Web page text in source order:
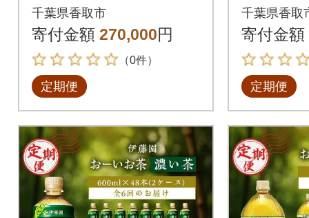
本(2ケース)伊藤園全1
2回
千葉県香取市
寄付金額 270,000円
（0件）
定期便
本(ケー
回
千葉県香取
寄付金額
定期便